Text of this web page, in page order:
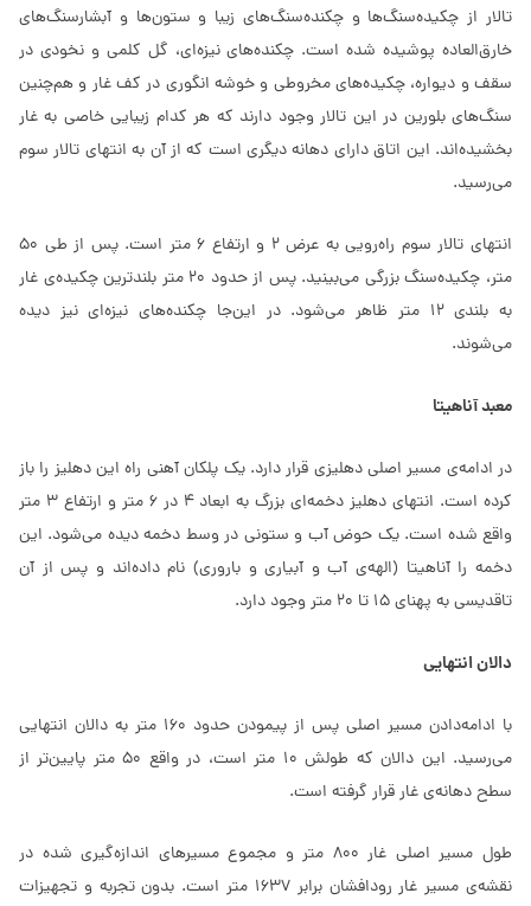
تالار از چکیده‌‌سنگ‌ها و چکنده‌سنگ‌های زیبا و ستون‌ها و آبشارسنگ‌های
خارق‌العاده پوشیده شده است. چکنده‌های نیزه‌ای، گل کلمی و نخودی در
سقف و دیواره، چکیده‌های مخروطی و خوشه انگوری در کف غار و هم‌چنین
سنگ‌های بلورین در این تالار وجود دارند که هر کدام زیبایی خاصی به غار
بخشیده‌اند. این اتاق دارای دهانه دیگری است که از آن به انتهای تالار سوم
می‌رسید.
انتهای تالار سوم راه‌رویی به عرض 2 و ارتفاع 6 متر است. پس از طی 50
متر، چکیده‌سنگ بزرگی می‌بینید. پس از حدود 20 متر بلندترین چکیده‌ی غار
به بلندی 12 متر ظاهر می‌شود. در این‌جا چکنده‌های نیزه‌ای نیز دیده
می‌شوند.
معبد آناهیتا
در ادامه‌ی مسیر اصلی دهلیزی قرار دارد. یک پلکان آهنی راه این دهلیز را باز
کرده است. انتهای دهلیز دخمه‌ای بزرگ به ابعاد 4 در 6 متر و ارتفاع 3 متر
واقع شده است. یک حوض آب و ستونی در وسط دخمه دیده می‌شود. این
دخمه را آناهیتا (الهه‌ی آب و آبیاری و باروری) نام داده‌اند و پس از آن
تاقدیسی به پهنای 15 تا 20 متر وجود دارد.
دالان انتهایی
با ادامه‌دادن مسیر اصلی پس از پیمودن حدود 160 متر به دالان انتهایی
می‌رسید. این دالان که طولش 10 متر است، در واقع 50 متر پایین‌تر از
سطح دهانه‌ی غار قرار گرفته است.
طول مسیر اصلی غار 800 متر و مجموع مسیرهای اندازه‌گیری شده در
نقشه‌ی​ مسیر غار رودافشان برابر 1637 متر است. بدون تجربه و تجهیزات